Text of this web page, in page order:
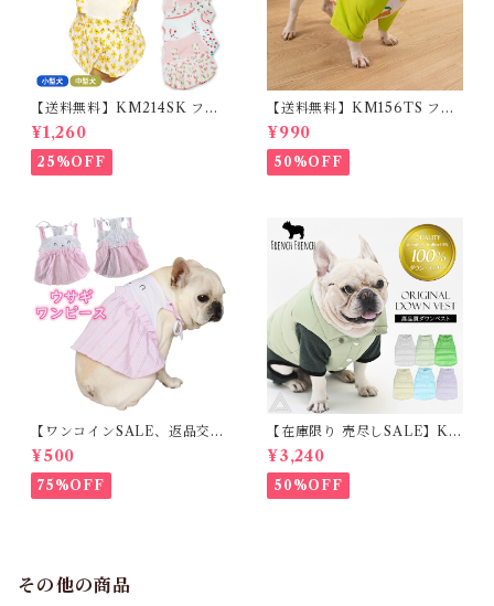
【送料無料】KM214SK フレ
ブル 女の子 スカート ワンピー
ス夏 フリル 犬服 ドックウェア
¥1,260
25%OFF
【送料無料】KM156TS フレ
ブル Tシャツ フレンチブルド
ック レモン柄 犬服 ドックウェ
ア
¥990
50%OFF
【ワンコインSALE、返品交換
不可】KM171SK フレンチブ
ルドック 犬服 女の子 ピンク
スカート
¥500
75%OFF
【在庫限り 売尽しSALE】K
M952Tダウンベスト 100%ダ
ウン・フェザー 犬 犬服 ダウン
ジャケット ベスト フレンチブ
ルドッグ 冬服 極暖 暖かい 可
¥3,240
50%OFF
その他の商品